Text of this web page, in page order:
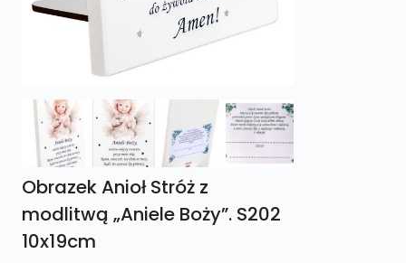
Obrazek Anioł Stróż z
modlitwą „Aniele Boży”. S202
10x19cm